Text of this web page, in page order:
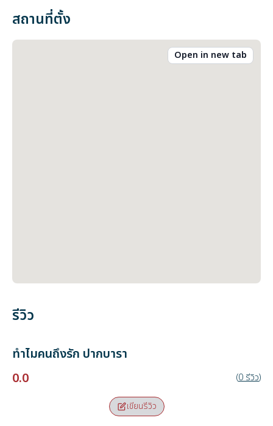
สถานที่ตั้ง
Open in new tab
รีวิว
ทำไมคนถึงรัก ปากบารา
0.0
(0 รีวิว)
เขียนรีวิว